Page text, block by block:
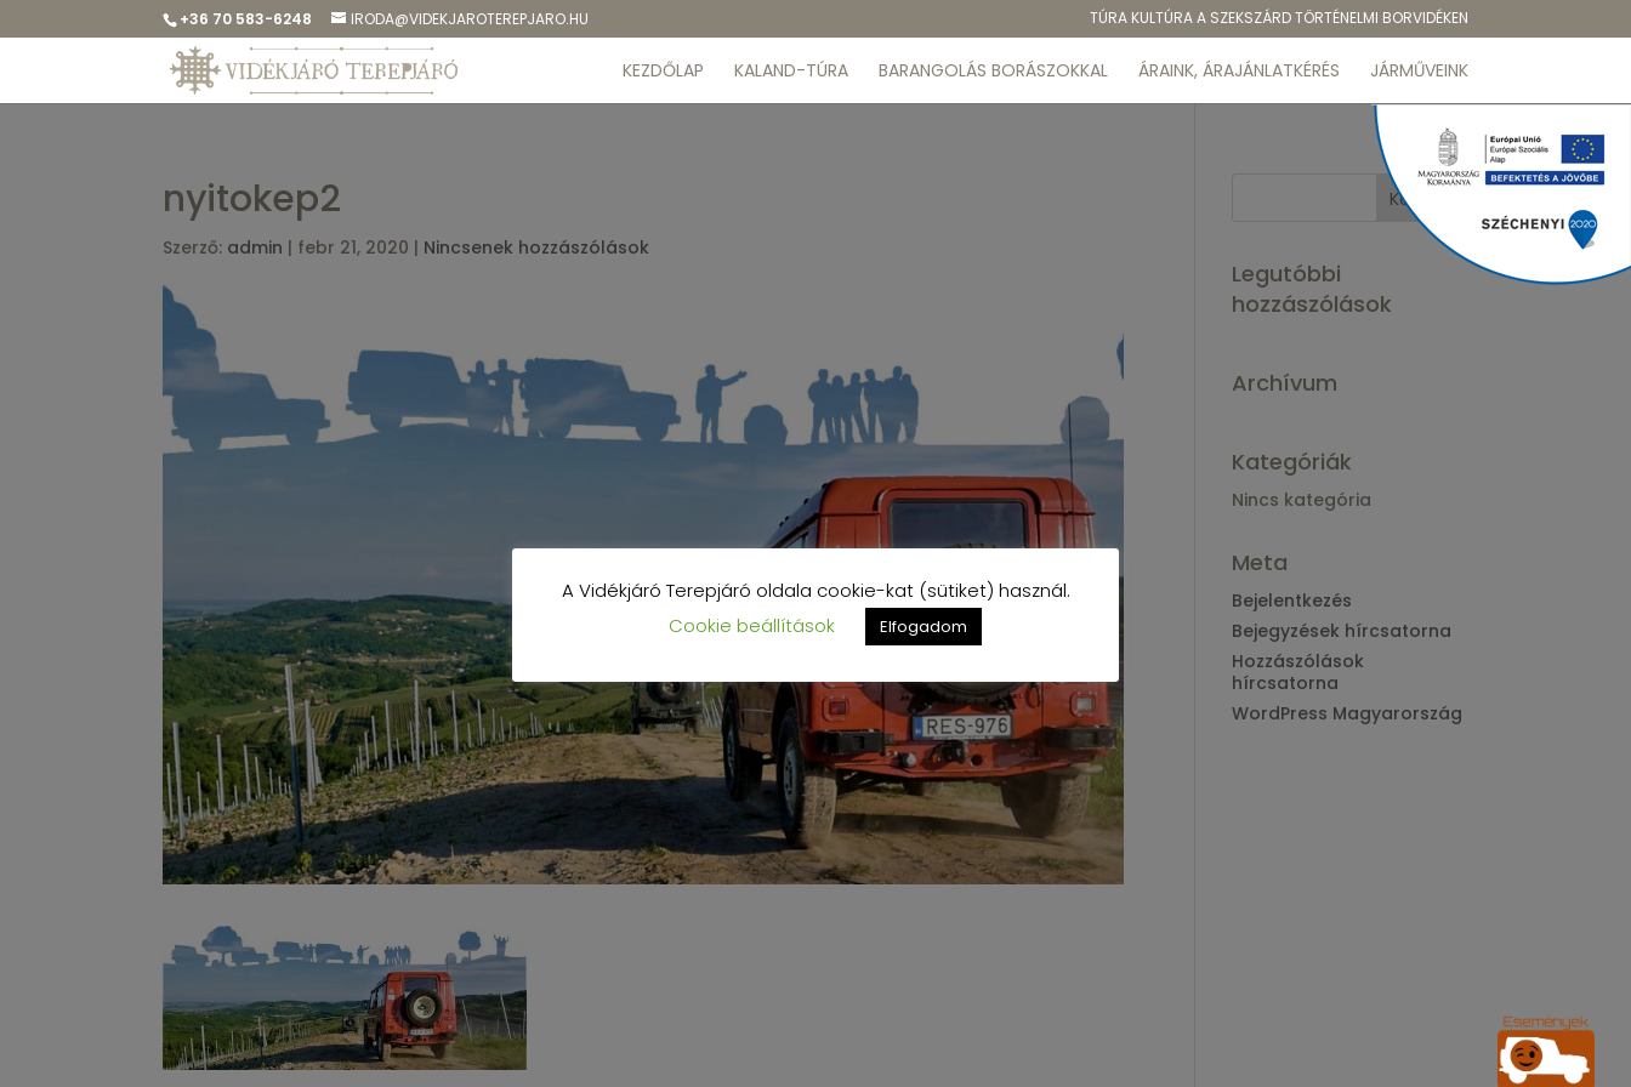
+36 70 583-6248 IRODA@VIDEKJAROTEREPJARO.HU TÚRA KULTÚRA A SZEKSZÁRD TÖRTÉNELMI BORVIDÉKEN
KEZDŐLAP KALAND-TÚRA BARANGOLÁS BORÁSZOKKAL ÁRAINK, ÁRAJÁNLATKÉRÉS JÁRMŰVEINK
nyitokep2
Szerző: admin | febr 21, 2020 | Nincsenek hozzászólások
Legutóbbi
hozzászólások
Archívum
Kategóriák
Nincs kategória
Meta
Bejelentkezés
Bejegyzések hírcsatorna
Hozzászólások
hírcsatorna
WordPress Magyarország
A Vidékjáró Terepjáró oldala cookie-kat (sütiket) használ.
Cookie beállítások
Elfogadom